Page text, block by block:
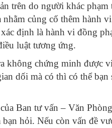
trên do người khác phạm
nhằm củng cố thêm hành
định là hành vi đồng
luật tương ứng.
chứng minh được
dối mà có thì có thể bạn
Ban tư vấn – Văn
hỏi. Nếu còn vấn đề